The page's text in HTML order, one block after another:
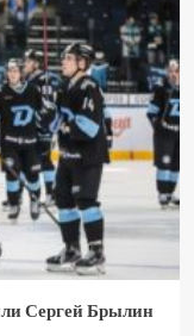
Сергей Брылин